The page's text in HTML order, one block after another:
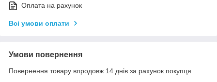
Оплата на рахунок
Всі умови оплати
Умови повернення
Повернення товару впродовж 14 днів за рахунок покупця